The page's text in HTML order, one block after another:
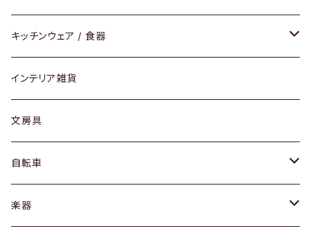
ダイニングセット / ダイニングテーブル
ローテーブル / サイドテーブル
デスク / コンソール
ドレッサー
シェルフ
テーブルランプ / デスクスタンド
フロアライト
アクセサリー
リング
ピアス / イヤリング
財布
バッグ
アウター
トップス
キッチンウェア / 食器
グラス / タンブラー
カップ / マグ
プレート / ボウル
カトラリー
インテリア雑貨
文房具
自転車
dahon
楽器